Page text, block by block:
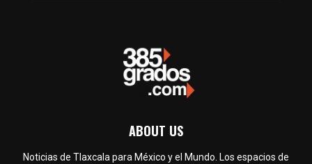
ABOUT US
Noticias de Tlaxcala para México y el Mundo. Los espacios de